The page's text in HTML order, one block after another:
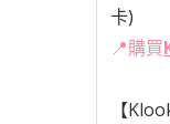
卡)
📍購買
【